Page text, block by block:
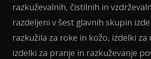
razkuževalnih, čistilnih in
razdeljeni v šest glavnih skupin
razkužila za roke in kožo, izdelki za
izdelki za pranje in razkuževanje